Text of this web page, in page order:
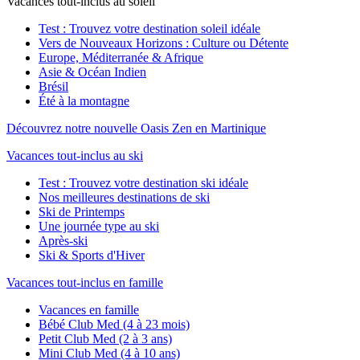
Test : Trouvez votre destination soleil idéale
Vers de Nouveaux Horizons : Culture ou Détente
Europe, Méditerranée & Afrique
Asie & Océan Indien
Brésil
Été à la montagne
Découvrez notre nouvelle Oasis Zen en Martinique
Vacances tout-inclus au ski
Test : Trouvez votre destination ski idéale
Nos meilleures destinations de ski
Ski de Printemps
Une journée type au ski
Après-ski
Ski & Sports d'Hiver
Vacances tout-inclus en famille
Vacances en famille
Bébé Club Med (4 à 23 mois)
Petit Club Med (2 à 3 ans)
Mini Club Med (4 à 10 ans)